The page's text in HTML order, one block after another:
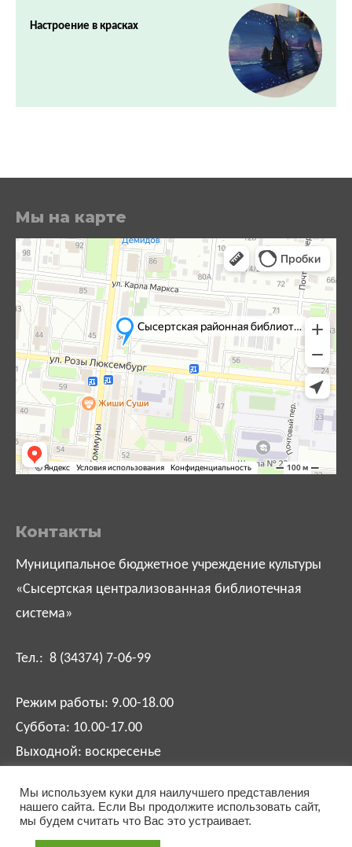
Настроение в красках
Мы на карте
Контакты
Муниципальное бюджетное учреждение культуры
«Сысертская централизованная библиотечная
система»
Тел.: 8 (34374) 7-06-99
Режим работы: 9.00-18.00
Суббота: 10.00-17.00
Выходной: воскресенье
biblsysert@mail.ru
Мы используем куки для наилучшего представления
нашего сайта. Если Вы продолжите использовать сайт,
мы будем считать что Вас это устраивает.